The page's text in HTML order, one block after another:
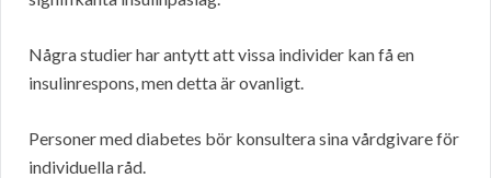
Några studier har antytt att vissa individer kan få en
insulinrespons, men detta är ovanligt.
Personer med diabetes bör konsultera sina vårdgivare för
individuella råd.